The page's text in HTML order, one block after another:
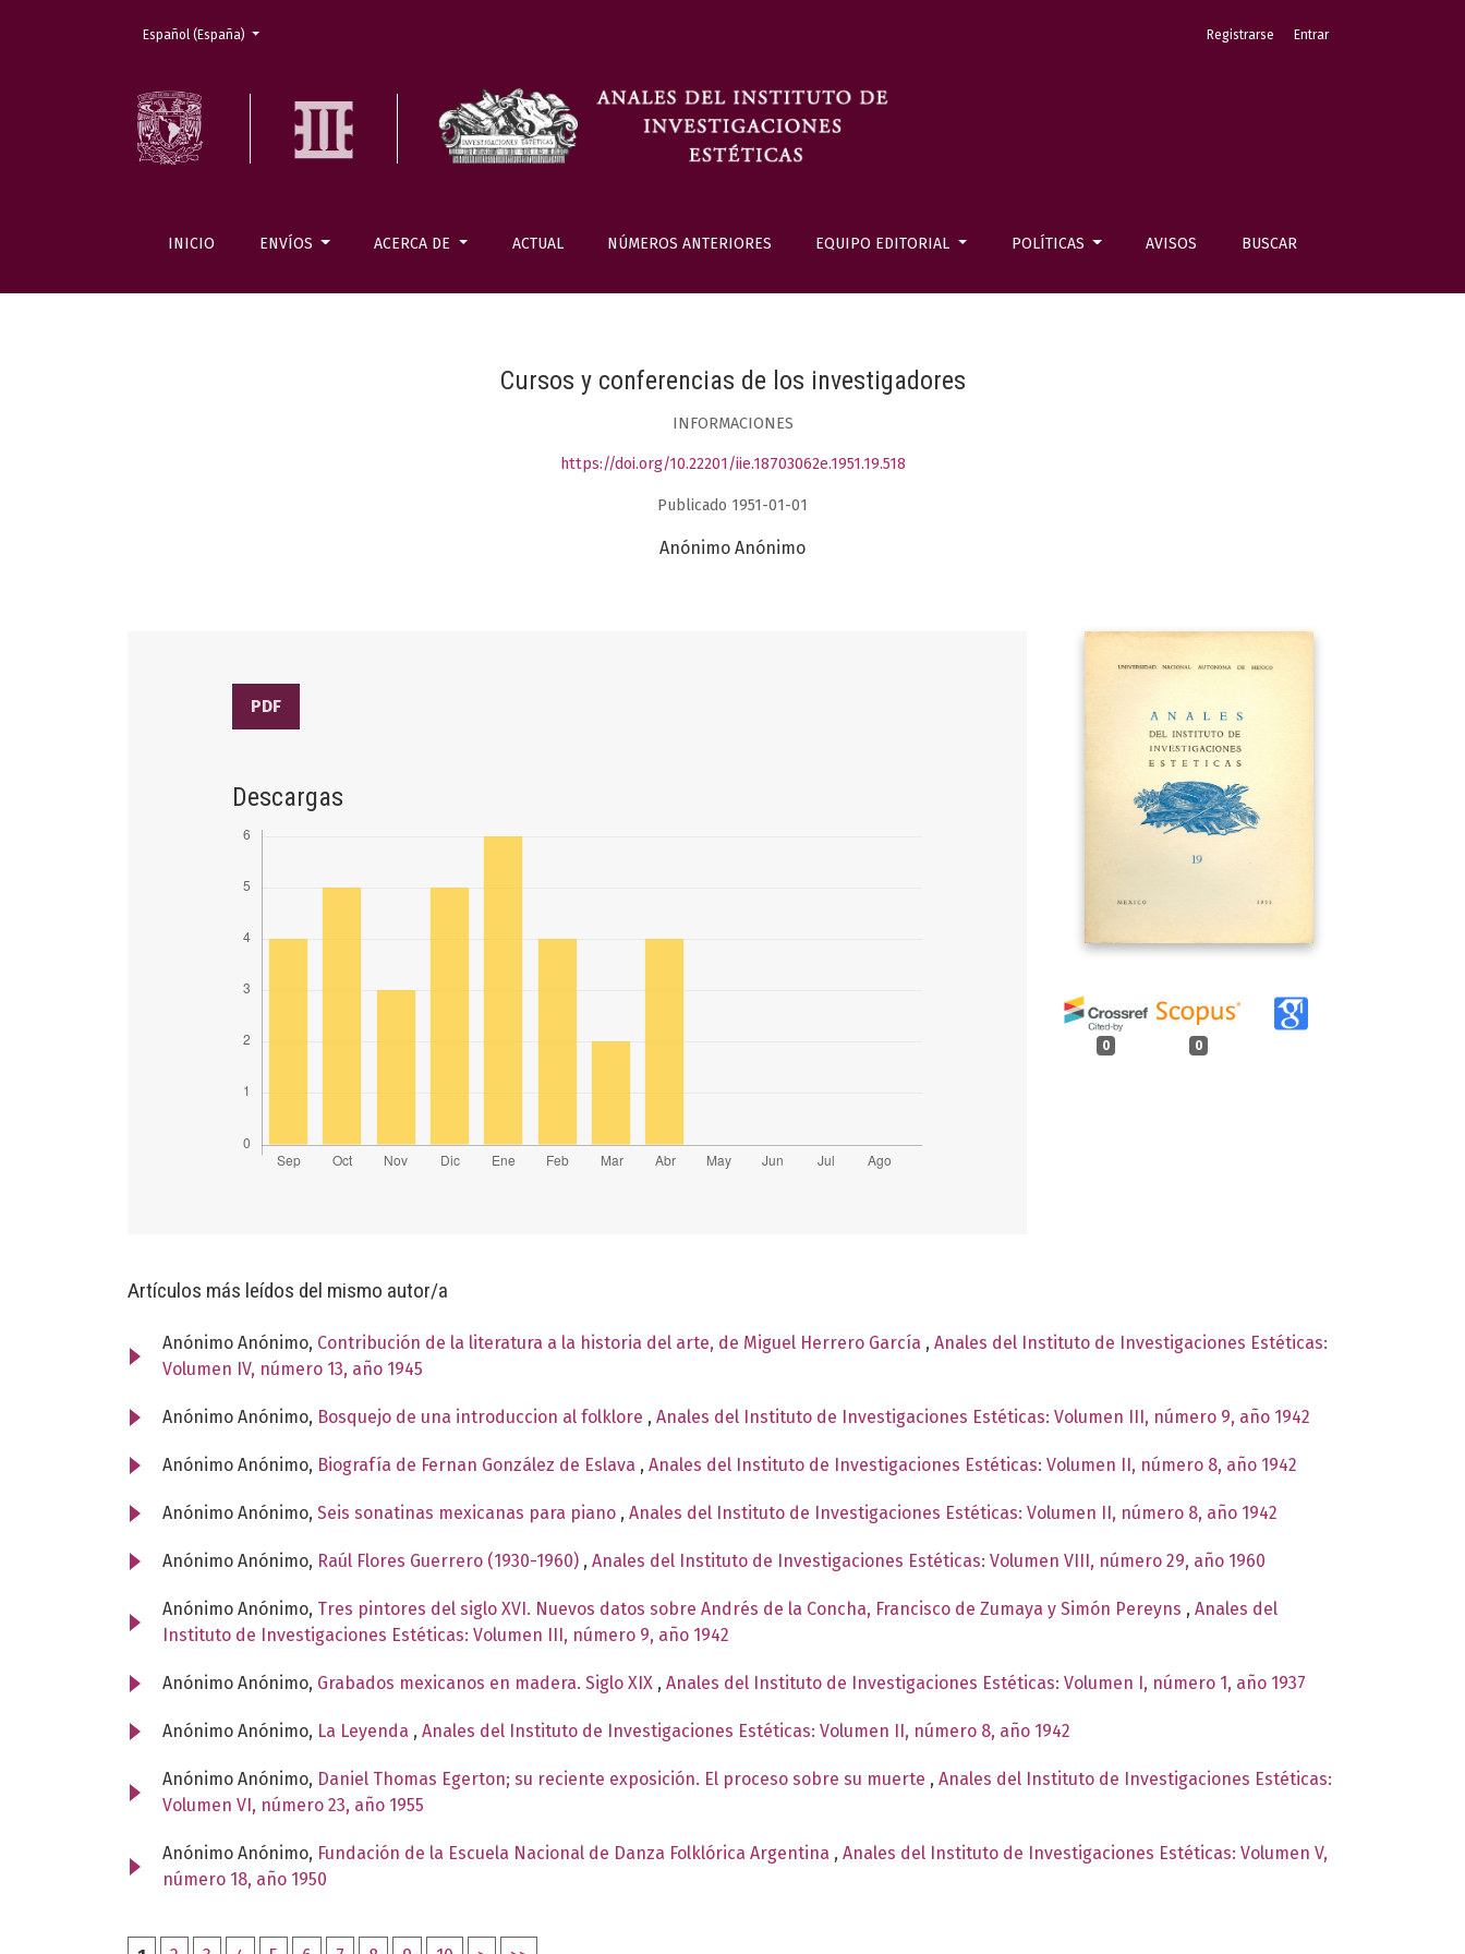
INICIO ENVÍOS ACERCA DE ACTUAL NÚMEROS ANTERIORES EQUIPO EDITORIAL POLÍTICAS AVISOS BUSCAR
Registrarse Entrar
Cambiar el idioma. El actual es:
Español (España)
Cursos y conferencias de los investigadores
INFORMACIONES
https://doi.org/10.22201/iie.18703062e.1951.19.518
Publicado 1951-01-01
Anónimo Anónimo
0 0
PDF
Descargas
Artículos más leídos del mismo autor/a
Anónimo Anónimo, Contribución de la literatura a la historia del arte, de Miguel Herrero García , Anales del Instituto de Investigaciones Estéticas:
Volumen IV, número 13, año 1945
Anónimo Anónimo, Bosquejo de una introduccion al folklore , Anales del Instituto de Investigaciones Estéticas: Volumen III, número 9, año 1942
Anónimo Anónimo, Biografía de Fernan González de Eslava , Anales del Instituto de Investigaciones Estéticas: Volumen II, número 8, año 1942
Anónimo Anónimo, Seis sonatinas mexicanas para piano , Anales del Instituto de Investigaciones Estéticas: Volumen II, número 8, año 1942
Anónimo Anónimo, Raúl Flores Guerrero (1930-1960) , Anales del Instituto de Investigaciones Estéticas: Volumen VIII, número 29, año 1960
Anónimo Anónimo, Tres pintores del siglo XVI. Nuevos datos sobre Andrés de la Concha, Francisco de Zumaya y Simón Pereyns , Anales del
Instituto de Investigaciones Estéticas: Volumen III, número 9, año 1942
Anónimo Anónimo, Grabados mexicanos en madera. Siglo XIX , Anales del Instituto de Investigaciones Estéticas: Volumen I, número 1, año 1937
Anónimo Anónimo, La Leyenda , Anales del Instituto de Investigaciones Estéticas: Volumen II, número 8, año 1942
Anónimo Anónimo, Daniel Thomas Egerton; su reciente exposición. El proceso sobre su muerte , Anales del Instituto de Investigaciones Estéticas:
Volumen VI, número 23, año 1955
Anónimo Anónimo, Fundación de la Escuela Nacional de Danza Folklórica Argentina , Anales del Instituto de Investigaciones Estéticas: Volumen V,
número 18, año 1950